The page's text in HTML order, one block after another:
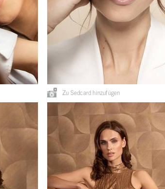
Zu Sedcard hinzufügen